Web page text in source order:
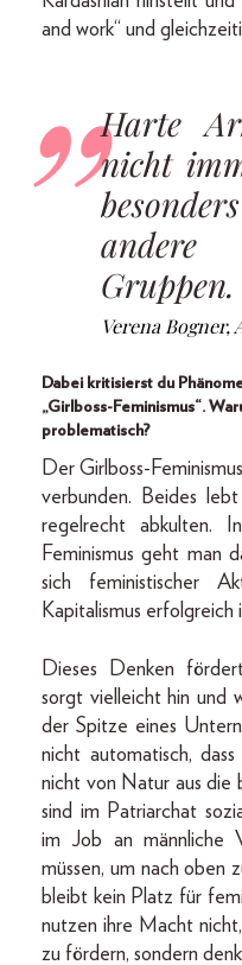
and work“ und
Harte
nicht
Gruppen.
Verena
Dabei kritisierst du
„Girlboss-Feminismus“.
problematisch?
Der Girlboss-
verbunden. Beides
regelrecht abkulten.
Feminismus geht man
sich feministischer
Kapitalismus erfolgreich
Dieses Denken
sorgt vielleicht hin und
der Spitze eines
nicht automatisch,
nicht von Natur aus die
sind im Patriarchat
im Job an männliche
müssen, um nach oben
bleibt kein Platz für
nutzen ihre Macht
zu fördern, sondern